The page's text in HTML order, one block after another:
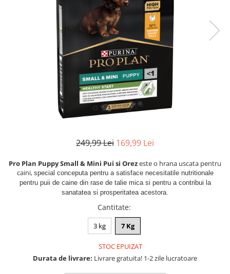
Zgarzi si hamuri caini
Hrana uscata pentru pisici
Hrana umeda pentru pisici
Suplimente vitamino minerale
Litiere pentru pisici
Toaletare pisici
Antiparazitare pisici
Filtru intern acvariu
Masini de tuns caini
Accesorii masini tuns caini
Antiparazitare caini
Accesorii diverse caini
Fertilizatori acvarii
Tratamente pesti acvariu
Furtune si conectori acvarii
Curatare acvarii
Conditioneri apa acvariu
Piese de schimb
249,99 Lei 169,99 Lei
Pro Plan Puppy Small & Mini Pui si Orezeste o hrana uscata pentru
caini, special conceputa pentru a satisface necesitatile nutritionale
pentru puii de caine din rase de talie mica si pentru a contribui la
sanatatea si prosperitatea acestora.
Cantitate:
3 kg 7 Kg
STOC EPUIZAT
Durata de livrare: Livrare gratuita! 1-2 zile lucratoare